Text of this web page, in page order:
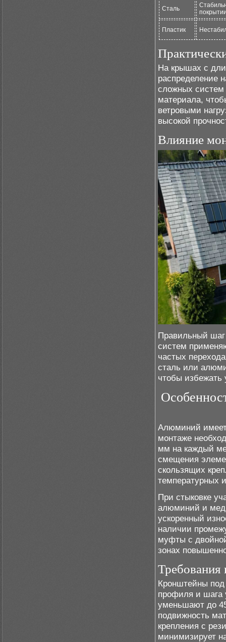
Сталь
Пластик
На крышах с
распределение
сложных систем
материала,
ветровыми
высокой
Влияние
Правильный шаг
систем
частых
сталь или
чтобы избежать
Алюминий
монтаже
мм на каждый
смещения
скользящих
температурных
При стыковке
алюминий и
ускоренный
наличии
муфты с
зонах
Требования
Кронштейны
профиля и шага
уменьшают до
подвижность
крепления с
минимизирует